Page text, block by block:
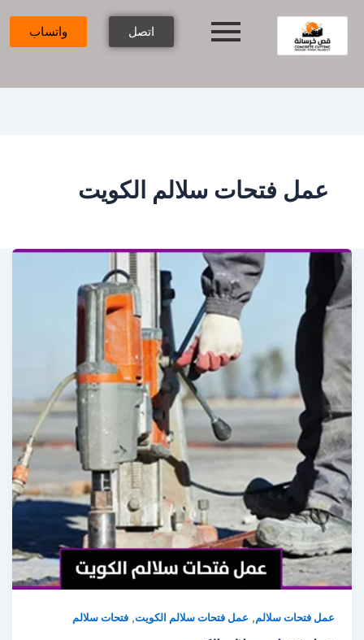
واتساب
عمل فتحات سلالم الكويت
فتحات سلالم, عمل فتحات سلالم الكويت ,فتحات سلالم